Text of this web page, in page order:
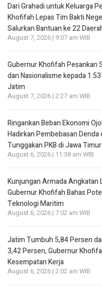
Dari Grahadi untuk Keluarga
Khofifah Lepas Tim Bakti
Salurkan Bantuan ke 22
August 7, 2026 | 9:07 am WIB
Gubernur Khofifah Pesankan
dan Nasionalisme kepada
Jatim
August 7, 2026 | 2:27 am WIB
Ringankan Beban Ekonomi
Hadirkan Pembebasan Denda
Tunggakan PKB di Jawa Timur
August 6, 2026 | 11:38 am WIB
Kunjungan Armada Angkatan
Gubernur Khofifah Bahas
Teknologi Maritim
August 6, 2026 | 7:02 am WIB
Jatim Tumbuh 5,84 Persen
3,42 Persen, Gubernur
Kesempatan Kerja
August 6, 2026 | 2:02 am WIB